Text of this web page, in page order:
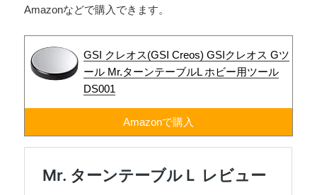
Amazonなどで購入できます。
GSI クレオス(GSI Creos) GSIクレオス Gツ
ール Mr.ターンテーブルL ホビー用ツール
DS001
Amazonで購入